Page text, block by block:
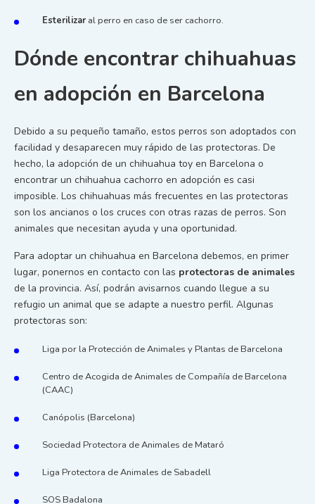
Esterilizar al perro en caso de ser cachorro.
Dónde encontrar chihuahuas
en adopción en Barcelona
Debido a su pequeño tamaño, estos perros son adoptados con
facilidad y desaparecen muy rápido de las protectoras. De
hecho, la adopción de un chihuahua toy en Barcelona o
encontrar un chihuahua cachorro en adopción es casi
imposible. Los chihuahuas más frecuentes en las protectoras
son los ancianos o los cruces con otras razas de perros. Son
animales que necesitan ayuda y una oportunidad.
Para adoptar un chihuahua en Barcelona debemos, en primer
lugar, ponernos en contacto con las protectoras de animales
de la provincia. Así, podrán avisarnos cuando llegue a su
refugio un animal que se adapte a nuestro perfil. Algunas
protectoras son:
Liga por la Protección de Animales y Plantas de Barcelona
Centro de Acogida de Animales de Compañía de Barcelona
(CAAC)
Canópolis (Barcelona)
Sociedad Protectora de Animales de Mataró
Liga Protectora de Animales de Sabadell
SOS Badalona